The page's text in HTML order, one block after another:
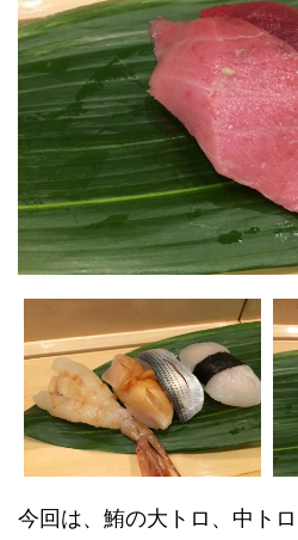
今回は、鮪の大トロ、中ト